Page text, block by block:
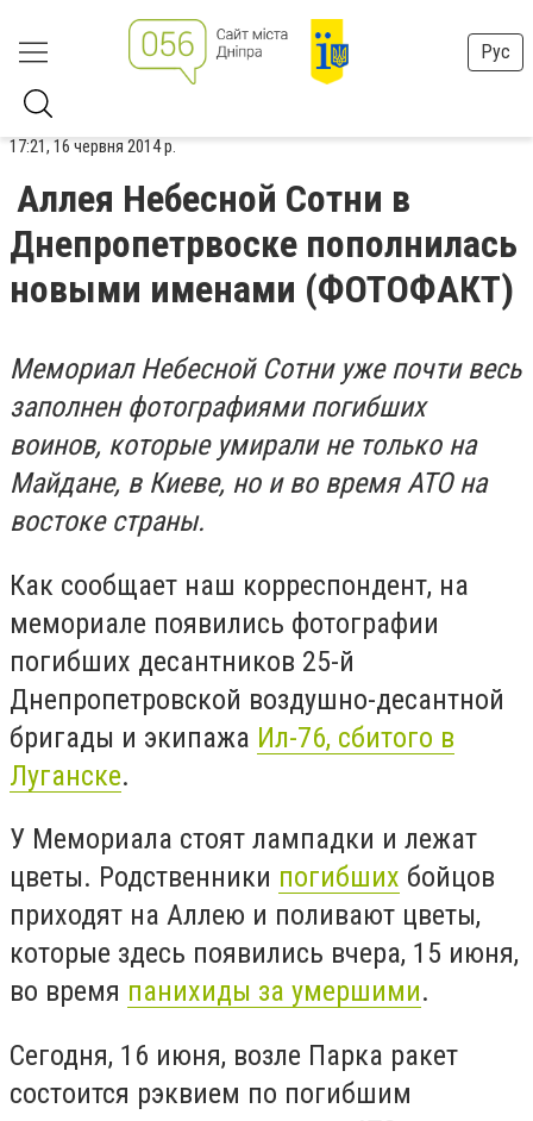
Рус
17:21, 16 червня 2014 р.
Аллея Небесной Сотни в
Днепропетрвоске пополнилась
новыми именами (ФОТОФАКТ)
Мемориал Небесной Сотни уже почти весь
заполнен фотографиями погибших
воинов, которые умирали не только на
Майдане, в Киеве, но и во время АТО на
востоке страны.
Как сообщает наш корреспондент, на
мемориале появились фотографии
погибших десантников 25-й
Днепропетровской воздушно-десантной
бригады и экипажа Ил-76, сбитого в
Луганске.
У Мемориала стоят лампадки и лежат
цветы. Родственники погибших бойцов
приходят на Аллею и поливают цветы,
которые здесь появились вчера, 15 июня,
во время панихиды за умершими.
Сегодня, 16 июня, возле Парка ракет
состоится рэквием по погибшим